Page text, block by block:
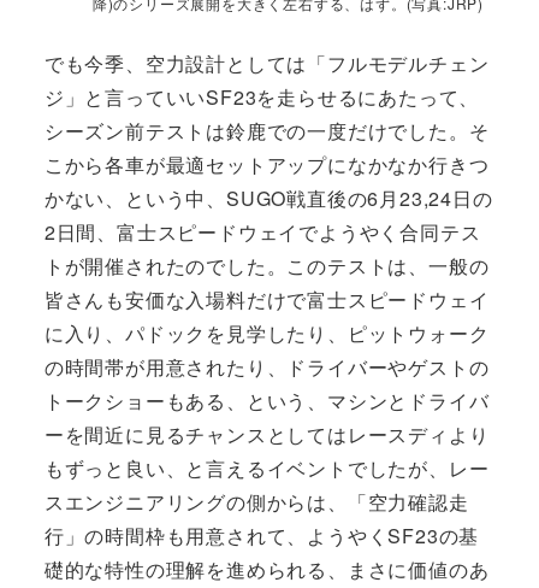
でも今季、空力設計としては「フルモデルチェン
ジ」と言っていいSF23を走らせるにあたって、
シーズン前テストは鈴鹿での一度だけでした。そ
こから各車が最適セットアップになかなか行きつ
かない、という中、SUGO戦直後の6月23,24日の
2日間、富士スピードウェイでようやく合同テス
トが開催されたのでした。このテストは、一般の
皆さんも安価な入場料だけで富士スピードウェイ
に入り、パドックを見学したり、ピットウォーク
の時間帯が用意されたり、ドライバーやゲストの
トークショーもある、という、マシンとドライバ
ーを間近に見るチャンスとしてはレースディより
もずっと良い、と言えるイベントでしたが、レー
スエンジニアリングの側からは、「空力確認走
行」の時間枠も用意されて、ようやくSF23の基
礎的な特性の理解を進められる、まさに価値のあ